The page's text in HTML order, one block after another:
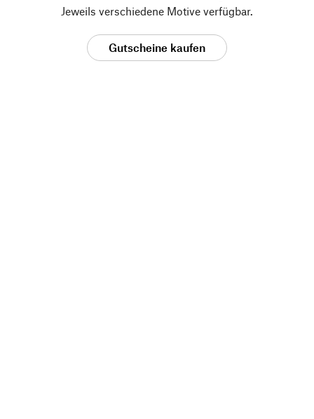
Jeweils verschiedene Motive verfügbar.
Gutscheine kaufen